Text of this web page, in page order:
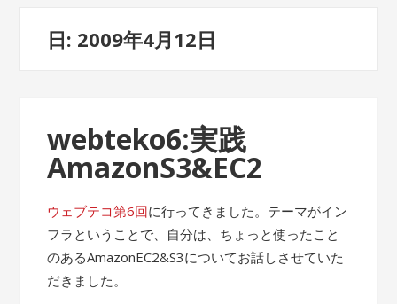
日: 2009年4月12日
webteko6:実践
AmazonS3&EC2
ウェブテコ第6回に行ってきました。テーマがイン
フラということで、自分は、ちょっと使ったこと
のあるAmazonEC2&S3についてお話しさせていた
だきました。